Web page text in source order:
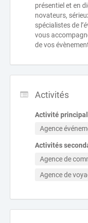
présentiel et en
novateurs,
spécialistes de
vous
de vos
Activités
Activité
Agence
Activités
Agence de
Agence de